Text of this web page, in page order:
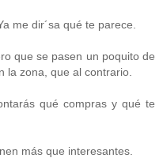
me dir´sa qué te parece.
que se pasen un poquito de
la zona, que al contrario.
qué compras y qué te
más que interesantes.